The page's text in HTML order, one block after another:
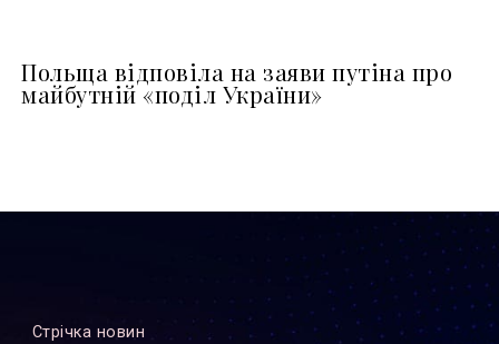
Польща відповіла на заяви путіна про
майбутній «поділ України»
Стрiчка новин